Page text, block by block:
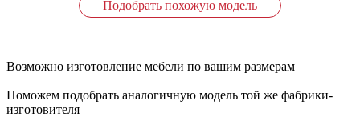
Подобрать похожую модель
Возможно изготовление мебели по вашим размерам
Поможем подобрать аналогичную модель той же фабрики-
изготовителя